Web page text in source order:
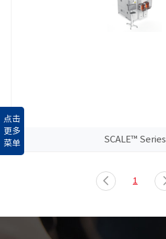
点击
更多
菜单
SCALE™ Series
1